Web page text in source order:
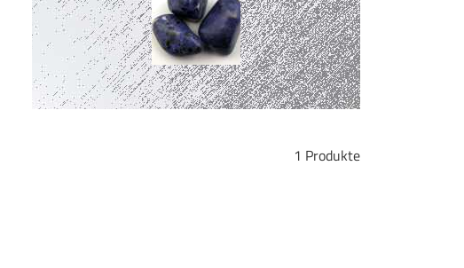
1 Produkte